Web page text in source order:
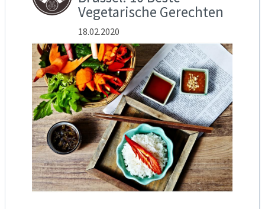
Vegetarische Gerechten
18.02.2020